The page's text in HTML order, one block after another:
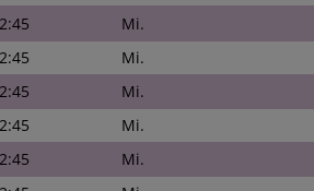
Mi.
Mi.
Mi.
Mi.
Mi.